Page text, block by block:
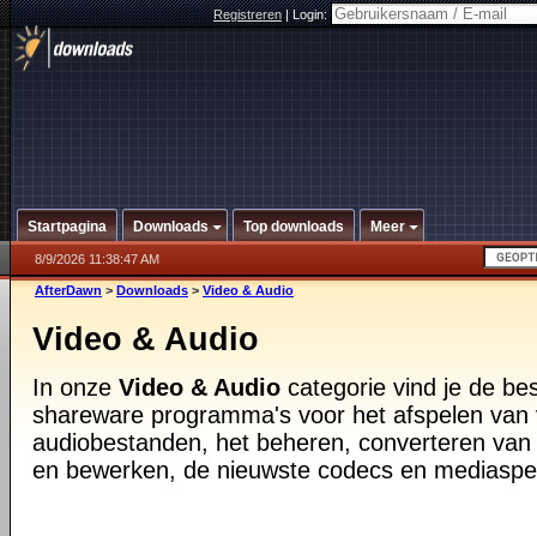
Registreren|Login:
Startpagina Downloads Top downloads Meer
8/9/2026 11:38:47 AM
AfterDawn > Downloads > Video & Audio
Video & Audio
In onze Video & Audio categorie vind je de
shareware programma's voor het afspelen van
audiobestanden, het beheren, converteren
en bewerken, de nieuwste codecs en